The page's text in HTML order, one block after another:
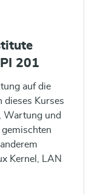
201
auf die
dieses Kurses
Wartung und
gemischten
Kernel, LAN